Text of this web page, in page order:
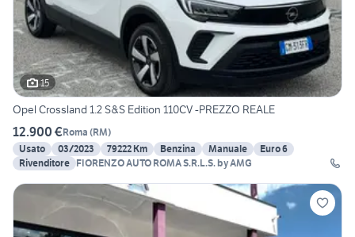
15
Opel Crossland 1.2 S&S Edition 110CV -PREZZO REALE
12.900 €Roma (RM)
Usato
03/2023 79222 Km Benzina Manuale
Euro 6
Rivenditore FIORENZO AUTO ROMA S.R.L.S. by AMG